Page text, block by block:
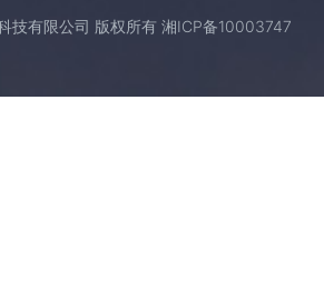
有限公司 版权所有 湘ICP备10003747